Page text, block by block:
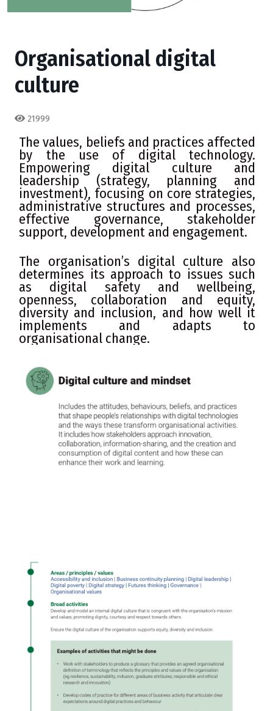
Organisational digital
culture
21999
The values, beliefs and practices affected
by the use of digital technology.
Empowering digital culture and
leadership (strategy, planning and
investment), focusing on core strategies,
administrative structures and processes,
effective governance, stakeholder
support, development and engagement.
The organisation’s digital culture also
determines its approach to issues such
as digital safety and wellbeing,
openness, collaboration and equity,
diversity and inclusion, and how well it
implements and adapts to
organisational change.